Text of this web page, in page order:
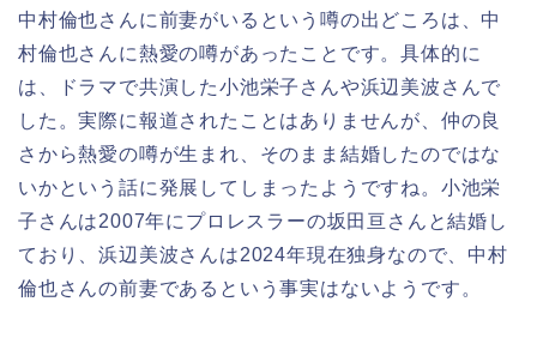
中村倫也さんに前妻がいるという噂の出どころは、中
村倫也さんに熱愛の噂があったことです。具体的に
は、ドラマで共演した小池栄子さんや浜辺美波さんで
した。実際に報道されたことはありませんが、仲の良
さから熱愛の噂が生まれ、そのまま結婚したのではな
いかという話に発展してしまったようですね。小池栄
子さんは2007年にプロレスラーの坂田亘さんと結婚し
ており、浜辺美波さんは2024年現在独身なので、中村
倫也さんの前妻であるという事実はないようです。